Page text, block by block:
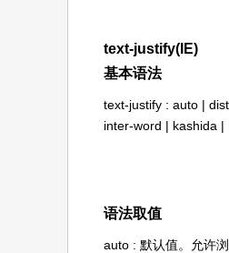
text-justify(IE)
基本语法
text-justify : auto |
inter-word | kashida |
语法取值
auto : 默认值。允许